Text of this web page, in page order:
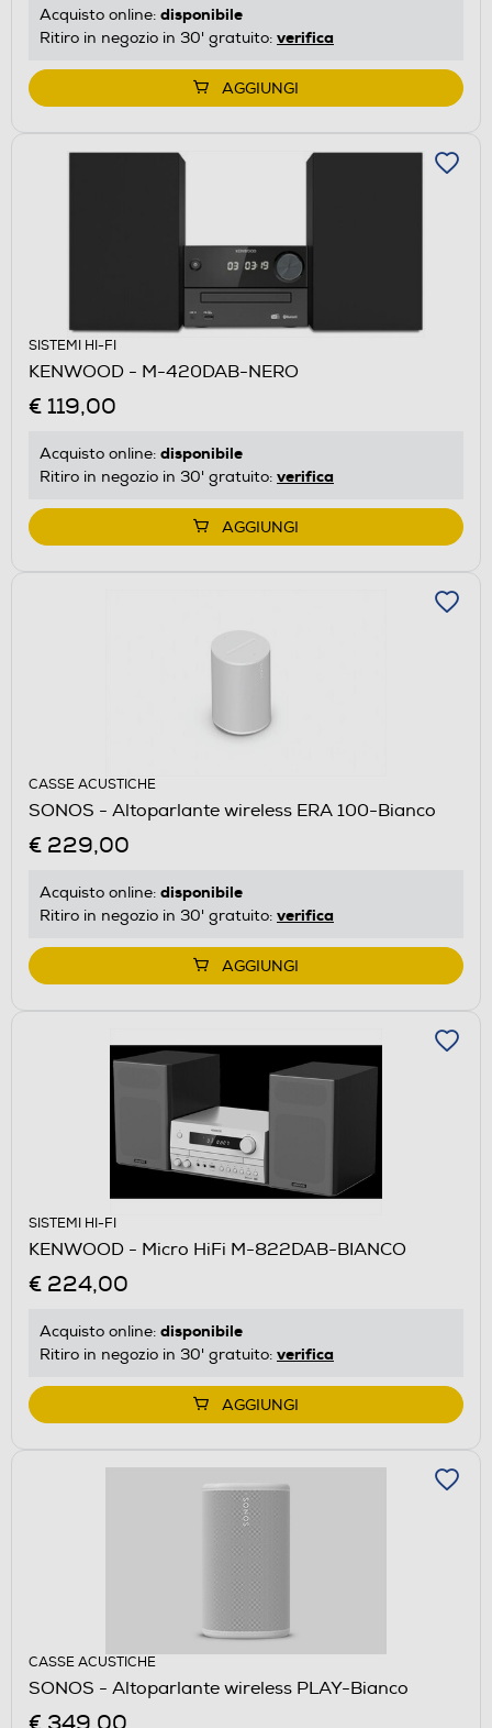
Acquisto online: disponibile
Ritiro in negozio in 30' gratuito: verifica
AGGIUNGI
SISTEMI HI-FI
KENWOOD - M-420DAB-NERO
€ 119,00
Acquisto online: disponibile
Ritiro in negozio in 30' gratuito: verifica
AGGIUNGI
CASSE ACUSTICHE
SONOS - Altoparlante wireless ERA 100-Bianco
€ 229,00
Acquisto online: disponibile
Ritiro in negozio in 30' gratuito: verifica
AGGIUNGI
SISTEMI HI-FI
KENWOOD - Micro HiFi M-822DAB-BIANCO
€ 224,00
Acquisto online: disponibile
Ritiro in negozio in 30' gratuito: verifica
AGGIUNGI
CASSE ACUSTICHE
SONOS - Altoparlante wireless PLAY-Bianco